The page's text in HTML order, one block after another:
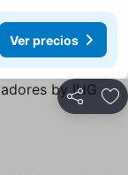
Ver precios
Compartir